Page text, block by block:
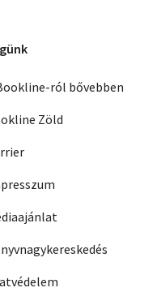
ról bővebben
Zöld